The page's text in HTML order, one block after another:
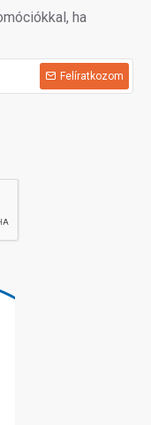
ha
Felíratkozom